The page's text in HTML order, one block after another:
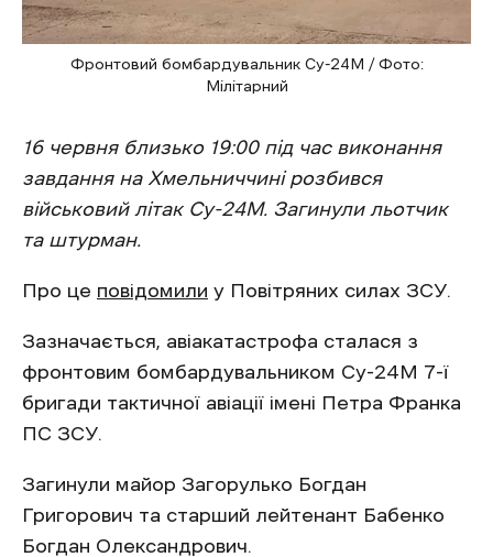
Фронтовий бомбардувальник Су-24М / Фото:
Мілітарний
16 червня близько 19:00 під час виконання
завдання на Хмельниччині розбився
військовий літак Су-24М. Загинули льотчик
та штурман.
Про це повідомили у Повітряних силах ЗСУ.
Зазначається, авіакатастрофа сталася з
фронтовим бомбардувальником Су-24М 7-ї
бригади тактичної авіації імені Петра Франка
ПС ЗСУ.
Загинули майор Загорулько Богдан
Григорович та старший лейтенант Бабенко
Богдан Олександрович.